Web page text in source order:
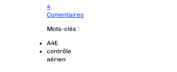
4
Comentaires
Mots-clés :
A4E
contrôle
aérien